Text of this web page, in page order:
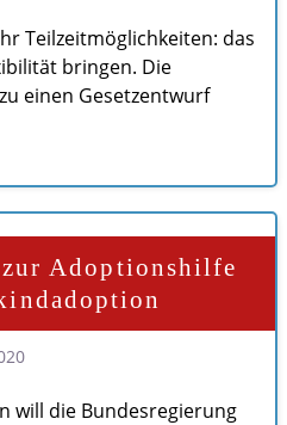
Teilzeitmöglichkeiten: das
bringen. Die
einen Gesetzentwurf
zur Adoptionshilfe
will die Bundesregierung